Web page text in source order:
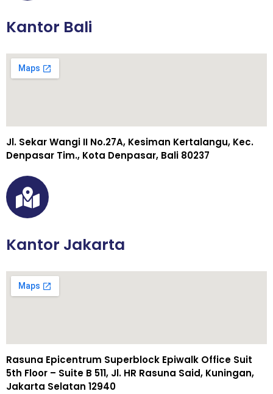
Kantor Bali
Jl. Sekar Wangi II No.27A, Kesiman Kertalangu, Kec.
Denpasar Tim., Kota Denpasar, Bali 80237
Kantor Jakarta
Rasuna Epicentrum Superblock Epiwalk Office Suit
5th Floor – Suite B 511, Jl. HR Rasuna Said, Kuningan,
Jakarta Selatan 12940